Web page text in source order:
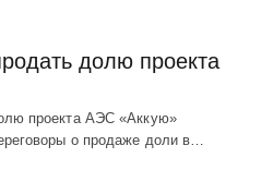
долю проекта
проекта АЭС «Аккую»
о продаже доли в…